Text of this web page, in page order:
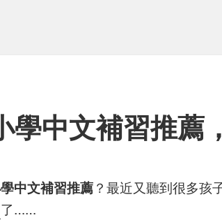
學中文補習推薦
中文補習推薦？最近又聽到很多孩
了……